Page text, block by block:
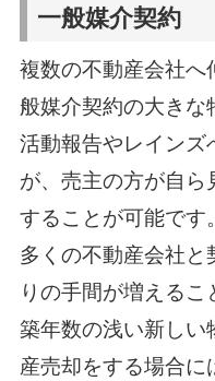
一般媒介契約
複数の不動産会社へ
般媒介契約の大きな
活動報告やレインズ
が、売主の方が自ら
することが可能です。
多くの不動産会社と
りの手間が増えるこ
築年数の浅い新しい
産売却をする場合に